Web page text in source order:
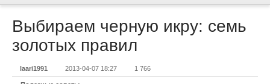
Выбираем черную икру: семь
золотых правил
laari1991 2013-04-07 18:27 1 766